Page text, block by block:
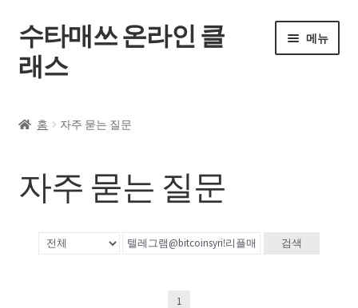
수타매쓰 온라인 클
래스
메뉴
내 강의실
홈 자주 묻는 질문
자주 묻는 질문
검색
1